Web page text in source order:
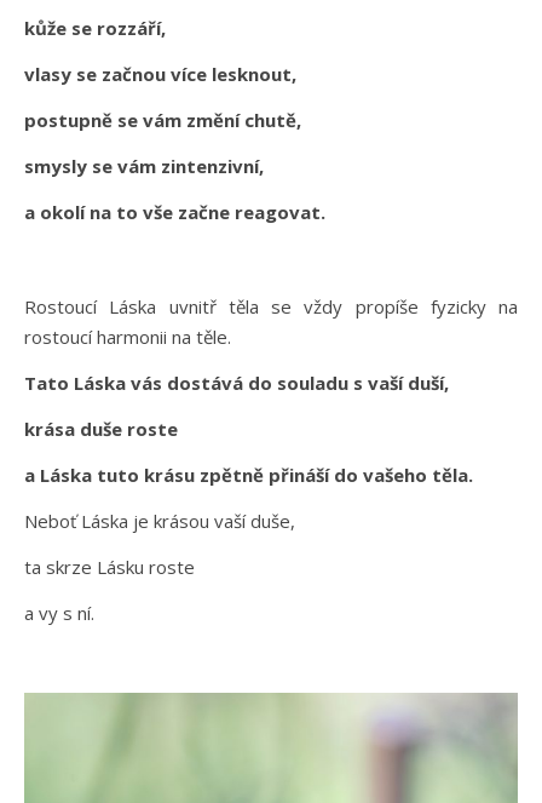
kůže se rozzáří,
vlasy se začnou více lesknout,
postupně se vám změní chutě,
smysly se vám zintenzivní,
a okolí na to vše začne reagovat.
Rostoucí Láska uvnitř těla se vždy propíše fyzicky na
rostoucí harmonii na těle.
Tato Láska vás dostává do souladu s vaší duší,
krása duše roste
a Láska tuto krásu zpětně přináší do vašeho těla.
Neboť Láska je krásou vaší duše,
ta skrze Lásku roste
a vy s ní.